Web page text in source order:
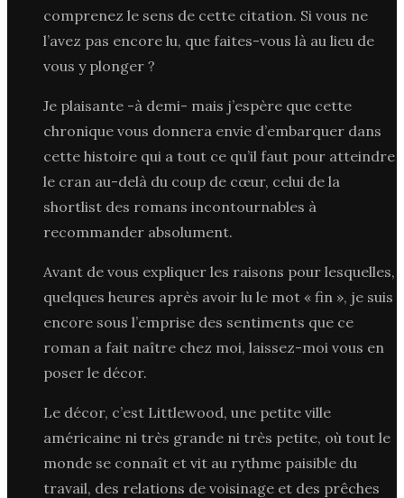
comprenez le sens de cette citation. Si vous ne
l’avez pas encore lu, que faites-vous là au lieu de
vous y plonger ?
Je plaisante -à demi- mais j’espère que cette
chronique vous donnera envie d’embarquer dans
cette histoire qui a tout ce qu’il faut pour atteindre
le cran au-delà du coup de cœur, celui de la
shortlist des romans incontournables à
recommander absolument.
Avant de vous expliquer les raisons pour lesquelles,
quelques heures après avoir lu le mot « fin », je suis
encore sous l’emprise des sentiments que ce
roman a fait naître chez moi, laissez-moi vous en
poser le décor.
Le décor, c’est Littlewood, une petite ville
américaine ni très grande ni très petite, où tout le
monde se connaît et vit au rythme paisible du
travail, des relations de voisinage et des prêches